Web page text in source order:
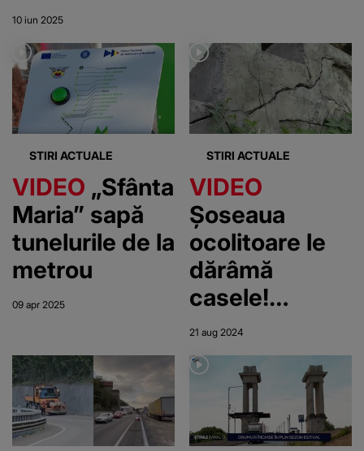
10 iun 2025
STIRI ACTUALE
VIDEO „Sfânta
Maria” sapă
tunelurile de la
metrou
09 apr 2025
STIRI ACTUALE
VIDEO
Șoseaua
ocolitoare le
dărâmă
casele!
Locuitorii din
Comarnic sunt
disperați: „Își
bat joc de noi
pur și simplu”
21 aug 2024